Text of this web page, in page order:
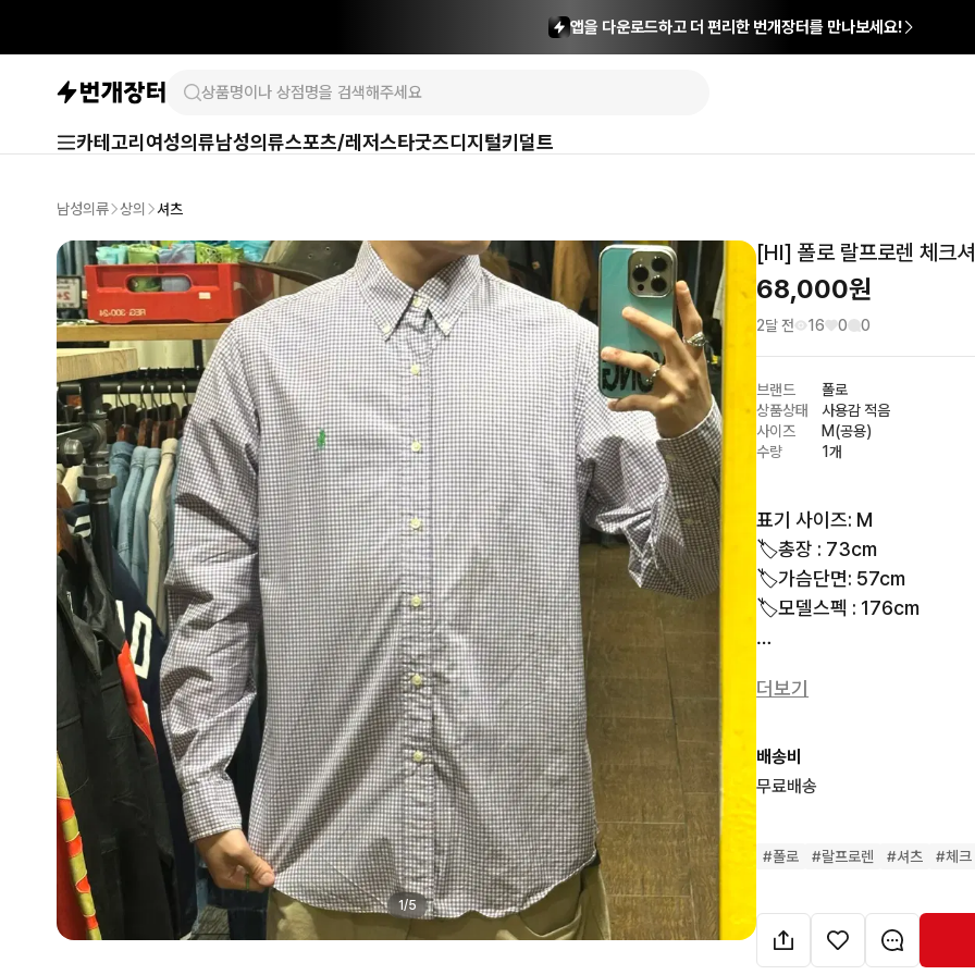
앱을 다운로드하고 더 편리한 번개장터를 만나보세요!
카테고리 여성의류남성의류스포츠/레저스타굿즈디지털키덜트
남성의류 상의 셔츠
1/5
[HI] 폴로 랄프로렌 체크
68,000원
2달 전 16 0 0
브랜드
폴로
상품상태
사용감 적음
사이즈
M(공용)
수량
1개
표기 사이즈: M
🏷️총장 : 73cm
🏷️가슴단면: 57cm
🏷️모델스펙 : 176cm
빈티지 폴로 랄프로렌 체크
₊ ₊ ₊ ₊ ₊ ₊ ₊ ₊ ₊ ₊ ₊ ₊ ₊ ₊ ₊ ₊
🐰 배송은 2-3일 정도 소요
더보기
배송비
무료배송
#폴로 #랄프로렌 #셔츠 #체크